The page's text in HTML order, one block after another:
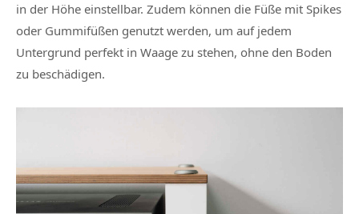
in der Höhe einstellbar. Zudem können die Füße mit Spikes
oder Gummifüßen genutzt werden, um auf jedem
Untergrund perfekt in Waage zu stehen, ohne den Boden
zu beschädigen.